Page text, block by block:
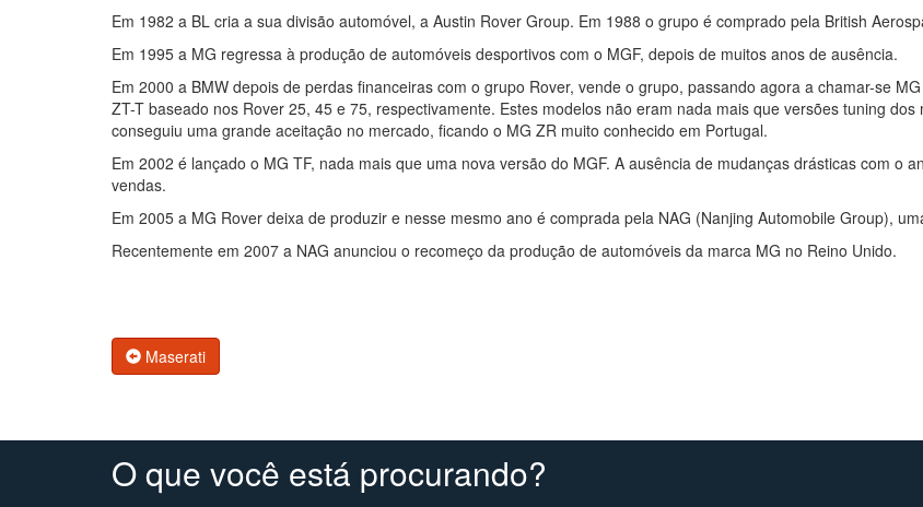
Em 1982 a BL cria a sua divisão automóvel, a Austin Rover Group. Em 1988 o grupo é comprado pela British
Em 1995 a MG regressa à produção de automóveis desportivos com o MGF, depois de muitos anos de ausência.
Em 2000 a BMW depois de perdas financeiras com o grupo Rover, vende o grupo, passando agora a chamar-se
ZT-T baseado nos Rover 25, 45 e 75, respectivamente. Estes modelos não eram nada mais que versões tuning
conseguiu uma grande aceitação no mercado, ficando o MG ZR muito conhecido em Portugal.
Em 2002 é lançado o MG TF, nada mais que uma nova versão do MGF. A ausência de mudanças drásticas com o
vendas.
Em 2005 a MG Rover deixa de produzir e nesse mesmo ano é comprada pela NAG (Nanjing Automobile Group),
Recentemente em 2007 a NAG anunciou o recomeço da produção de automóveis da marca MG no Reino Unido.
Maserati
O que você está procurando?